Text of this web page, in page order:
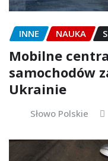
INNE NAUKA
Mobilne
samochodów
Ukrainie
Słowo Polskie